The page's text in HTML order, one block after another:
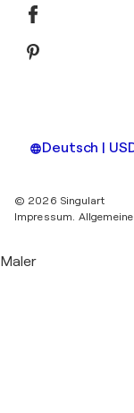
Deutsch |
© 2026 Singulart
Impressum.
Maler